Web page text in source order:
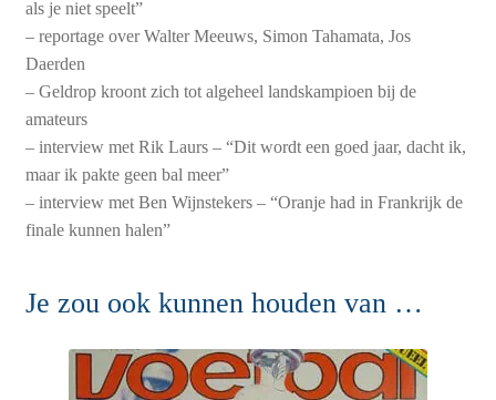
als je niet speelt”
– reportage over Walter Meeuws, Simon Tahamata, Jos
Daerden
– Geldrop kroont zich tot algeheel landskampioen bij de
amateurs
– interview met Rik Laurs – “Dit wordt een goed jaar, dacht ik,
maar ik pakte geen bal meer”
– interview met Ben Wijnstekers – “Oranje had in Frankrijk de
finale kunnen halen”
Je zou ook kunnen houden van …